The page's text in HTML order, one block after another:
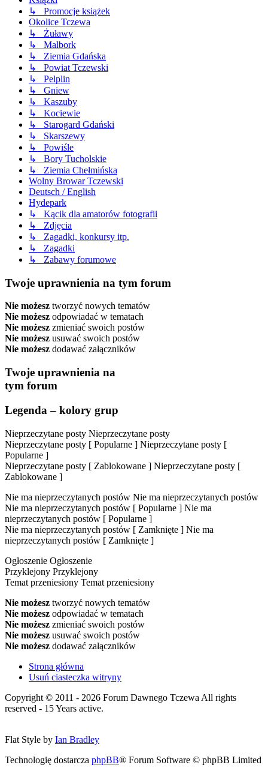
↳ Promocje książek
Okolice Tczewa
↳ Żuławy
↳ Malbork
↳ Ziemia Gdańska
↳ Powiat Tczewski
↳ Pelplin
↳ Gniew
↳ Kaszuby
↳ Kociewie
↳ Starogard Gdański
↳ Skarszewy
↳ Powiśle
↳ Bory Tucholskie
↳ Ziemia Chełmińska
Wolny Browar Tczewski
Deutsch / English
Hydepark
↳ Kącik dla amatorów fotografii
↳ Zdjęcia
↳ Zagadki, konkursy itp.
↳ Zagadki
↳ Zabawy forumowe
Twoje uprawnienia na tym forum
Nie możesz tworzyć nowych tematów
Nie możesz odpowiadać w tematach
Nie możesz zmieniać swoich postów
Nie możesz usuwać swoich postów
Nie możesz dodawać załączników
Twoje uprawnienia na
tym forum
Legenda – kolory grup
Nieprzeczytane posty Nieprzeczytane posty
Nieprzeczytane posty [ Popularne ] Nieprzeczytane posty [
Popularne ]
Nieprzeczytane posty [ Zablokowane ] Nieprzeczytane posty [
Zablokowane ]
Nie ma nieprzeczytanych postów Nie ma nieprzeczytanych postów
Nie ma nieprzeczytanych postów [ Popularne ] Nie ma
nieprzeczytanych postów [ Popularne ]
Nie ma nieprzeczytanych postów [ Zamknięte ] Nie ma
nieprzeczytanych postów [ Zamknięte ]
Ogłoszenie Ogłoszenie
Przyklejony Przyklejony
Temat przeniesiony Temat przeniesiony
Nie możesz tworzyć nowych tematów
Nie możesz odpowiadać w tematach
Nie możesz zmieniać swoich postów
Nie możesz usuwać swoich postów
Nie możesz dodawać załączników
Strona główna
Usuń ciasteczka witryny
Copyright © 2011 - 2026 Forum Dawnego Tczewa All rights
reserved - 15 Years active.
Flat Style by Ian Bradley
Technologię dostarcza phpBB® Forum Software © phpBB Limited